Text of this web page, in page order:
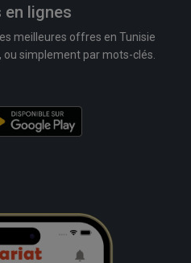
lignes
meilleures offres en Tunisie
ou simplement par mots-clés.